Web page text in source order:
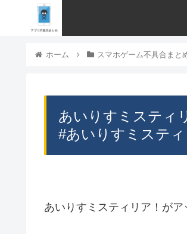
ホーム スマホゲーム不具合まと
あいりすミスティ
#あいりすミスティ
あいりすミスティリア！が